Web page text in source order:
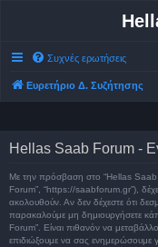
Συχνές ερωτήσεις
Ευρετήριο Δ. Συζήτησης
Hellas Saab Forum -
Με την πρόσβαση στο “Hellas Saab
Forum”, “https://saabforum.gr”),
ακολουθούν. Αν δεν δέχεστε ότι
παρακαλούμε μη δημιουργήσετε
Forum”. Είναι πιθανόν να
επιδιώξουμε να σας